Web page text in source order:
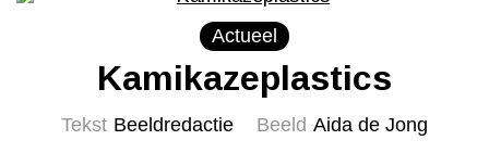
Actueel
Kamikazeplastics
Tekst Beeldredactie Beeld Aida de Jong